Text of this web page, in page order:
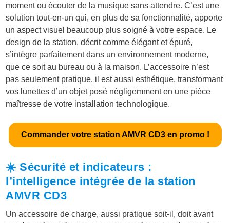
moment ou écouter de la musique sans attendre. C’est une
solution tout-en-un qui, en plus de sa fonctionnalité, apporte
un aspect visuel beaucoup plus soigné à votre espace. Le
design de la station, décrit comme élégant et épuré,
s’intègre parfaitement dans un environnement moderne,
que ce soit au bureau ou à la maison. L’accessoire n’est
pas seulement pratique, il est aussi esthétique, transformant
vos lunettes d’un objet posé négligemment en une pièce
maîtresse de votre installation technologique.
Commander votre station AMVR CD3 en promo !
☀️ Sécurité et indicateurs :
l’intelligence intégrée de la station
AMVR CD3
Un accessoire de charge, aussi pratique soit-il, doit avant